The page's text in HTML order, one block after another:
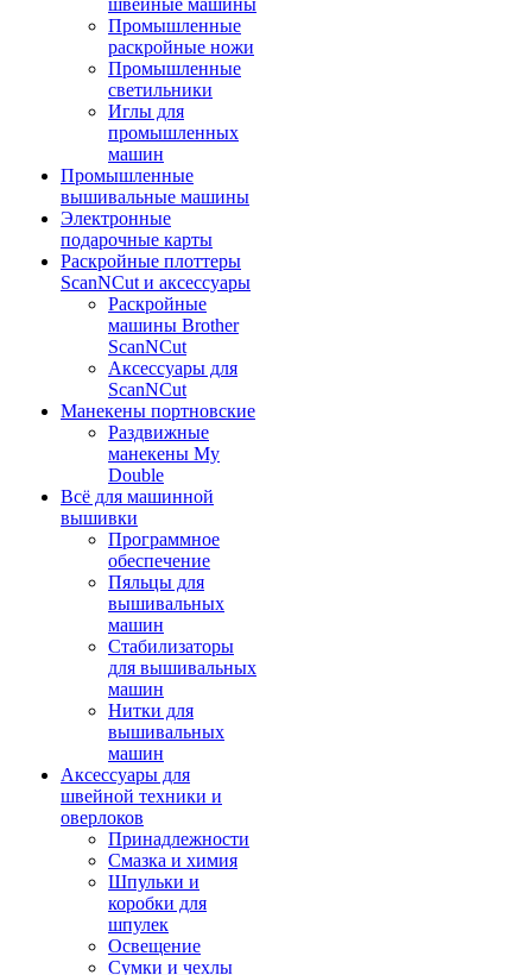
швейные машины
Промышленные
раскройные ножи
Промышленные
светильники
Иглы для
промышленных
машин
Промышленные
вышивальные машины
Электронные
подарочные карты
Раскройные плоттеры
ScanNCut и аксессуары
Раскройные
машины Brother
ScanNCut
Аксессуары для
ScanNCut
Манекены портновские
Раздвижные
манекены My
Double
Всё для машинной
вышивки
Программное
обеспечение
Пяльцы для
вышивальных
машин
Стабилизаторы
для вышивальных
машин
Нитки для
вышивальных
машин
Аксессуары для
швейной техники и
оверлоков
Принадлежности
Смазка и химия
Шпульки и
коробки для
шпулек
Освещение
Сумки и чехлы